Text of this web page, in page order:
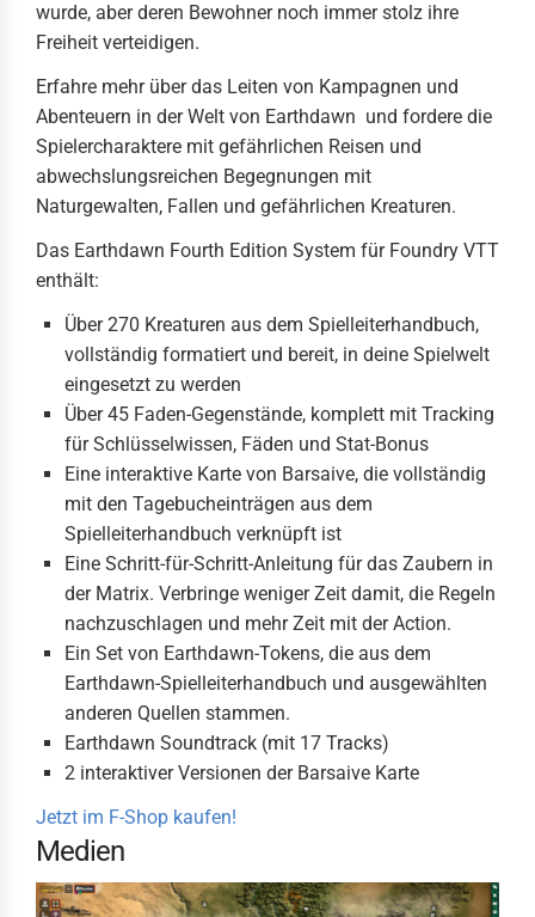
wurde, aber deren Bewohner noch immer stolz ihre
Freiheit verteidigen.
Erfahre mehr über das Leiten von Kampagnen und
Abenteuern in der Welt von Earthdawn und fordere die
Spielercharaktere mit gefährlichen Reisen und
abwechslungsreichen Begegnungen mit
Naturgewalten, Fallen und gefährlichen Kreaturen.
Das Earthdawn Fourth Edition System für Foundry VTT
enthält:
Über 270 Kreaturen aus dem Spielleiterhandbuch,
vollständig formatiert und bereit, in deine Spielwelt
eingesetzt zu werden
Über 45 Faden-Gegenstände, komplett mit Tracking
für Schlüsselwissen, Fäden und Stat-Bonus
Eine interaktive Karte von Barsaive, die vollständig
mit den Tagebucheinträgen aus dem
Spielleiterhandbuch verknüpft ist
Eine Schritt-für-Schritt-Anleitung für das Zaubern in
der Matrix. Verbringe weniger Zeit damit, die Regeln
nachzuschlagen und mehr Zeit mit der Action.
Ein Set von Earthdawn-Tokens, die aus dem
Earthdawn-Spielleiterhandbuch und ausgewählten
anderen Quellen stammen.
Earthdawn Soundtrack (mit 17 Tracks)
2 interaktiver Versionen der Barsaive Karte
Jetzt im F-Shop kaufen!
Medien